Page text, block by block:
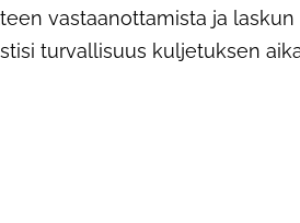
vastaanottamista ja laskun
turvallisuus kuljetuksen